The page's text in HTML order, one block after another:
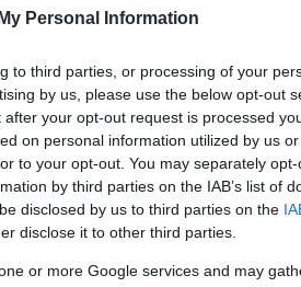
Personal Information
to third parties, or processing of your
by us, please use the below opt-out
your opt-out request is processed
on personal information utilized by us
to your opt-out. You may separately
by third parties on the IAB’s list of
disclosed by us to third parties on the
disclose it to other third parties.
or more Google services and may
miatt lépett le ?:DDD
0 0
de nem az F1-es témákban